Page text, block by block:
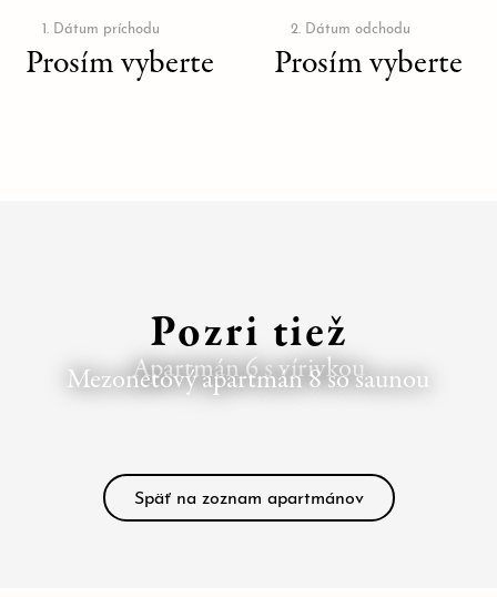
1. Dátum príchodu
Prosím vyberte
2. Dátum odchodu
Prosím vyberte
Pozri tiež
Apartmán 6 s vírivkou
Mezonetový apartmán 8 so saunou
Späť na zoznam apartmánov